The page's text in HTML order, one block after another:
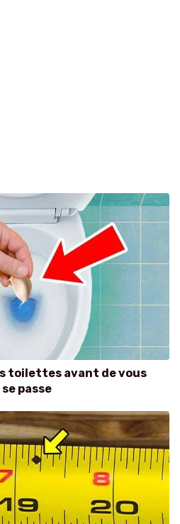
toilettes avant de vous
passe